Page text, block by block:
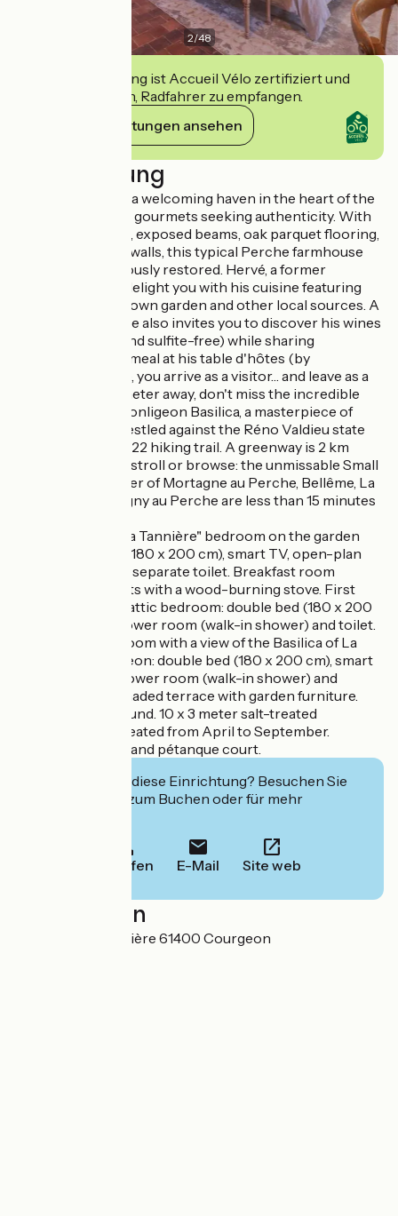
2/48
Diese Einrichtung ist Accueil Vélo zertifiziert und
verpflichtet sich, Radfahrer zu empfangen.
Ihre Verpflichtungen ansehen
Beschreibung
Le Relai Valdieu is a welcoming haven in the heart of the
Perche region for gourmets seeking authenticity. With
its terracotta tiles, exposed beams, oak parquet flooring,
and whitewashed walls, this typical Perche farmhouse
has been meticulously restored. Hervé, a former
restaurateur, will delight you with his cuisine featuring
produce from his own garden and other local sources. A
wine enthusiast, he also invites you to discover his wines
(mostly organic and sulfite-free) while sharing
anecdotes over a meal at his table d'hôtes (by
reservation). Here, you arrive as a visitor… and leave as a
friend. Just 1 kilometer away, don't miss the incredible
Notre Dame de Monligeon Basilica, a masterpiece of
Neo-Gothic art nestled against the Réno Valdieu state
forest and the GR 22 hiking trail. A greenway is 2 km
away. If you like to stroll or browse: the unmissable Small
Towns of Character of Mortagne au Perche, Bellême, La
Perrière and Longny au Perche are less than 15 minutes
- Ground floor: "La Tannière" bedroom on the garden
level: double bed (180 x 200 cm), smart TV, open-plan
shower room and separate toilet. Breakfast room
reserved for guests with a wood-burning stove. First
floor: "Le Cocon" attic bedroom: double bed (180 x 200
cm), smart TV, shower room (walk-in shower) and toilet.
"Le Nichoir" bedroom with a view of the Basilica of La
Chapelle Montligeon: double bed (180 x 200 cm), smart
TV, open-plan shower room (walk-in shower) and
separate toilet. Shaded terrace with garden furniture.
Spa open year-round. 10 x 3 meter salt-treated
swimming pool, heated from April to September.
Unfenced garden and pétanque court.
Interessiert Sie diese Einrichtung? Besuchen Sie
deren Website zum Buchen oder für mehr
Anrufen E-Mail Site web
Localisation
La petite Bretonnière 61400 Courgeon